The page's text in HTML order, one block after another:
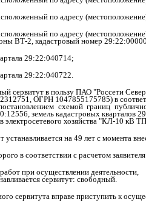
по адресу
по адресу
ВТ-2, кадастровый номер
29:22:040714;
29:22:040722.
сервитут в пользу ПАО "Россети
ОГРН 1047855175785) в
схемой границ
земель кадастровых кварталов
электросетевого хозяйства "КЛ-10 кВ
устанавливается на 49 лет с момента
в соответствии с расчетом
при осуществлении деятельности,
сервитут: свободный.
сервитута вправе приступить к